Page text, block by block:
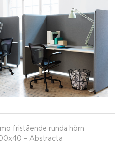
fristående runda hörn
– Abstracta